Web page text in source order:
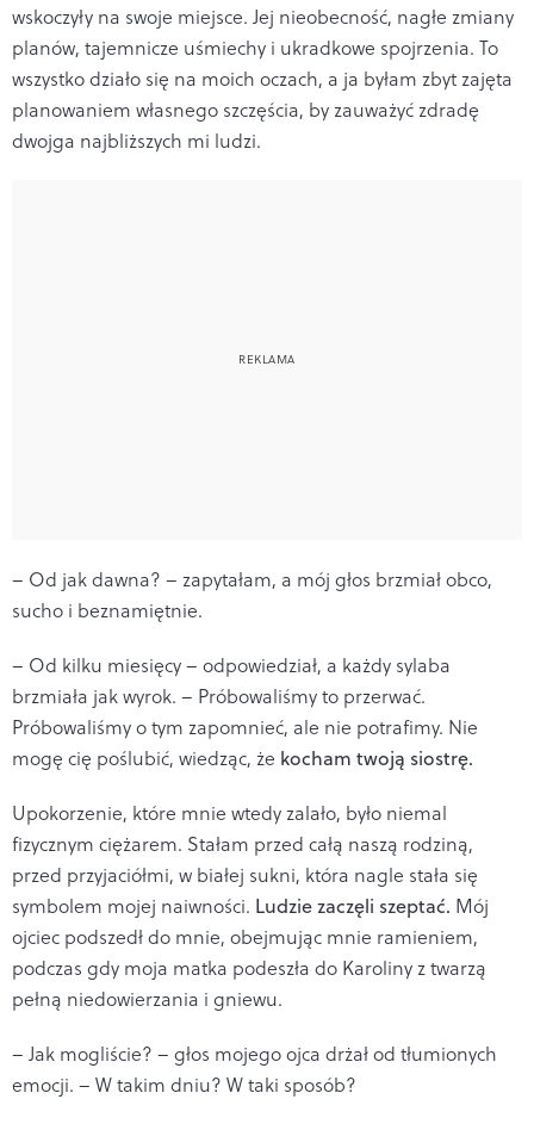
wskoczyły na swoje miejsce. Jej nieobecność, nagłe zmiany
planów, tajemnicze uśmiechy i ukradkowe spojrzenia. To
wszystko działo się na moich oczach, a ja byłam zbyt zajęta
planowaniem własnego szczęścia, by zauważyć zdradę
dwojga najbliższych mi ludzi.
– Od jak dawna? – zapytałam, a mój głos brzmiał obco,
sucho i beznamiętnie.
– Od kilku miesięcy – odpowiedział, a każdy sylaba
brzmiała jak wyrok. – Próbowaliśmy to przerwać.
Próbowaliśmy o tym zapomnieć, ale nie potrafimy. Nie
mogę cię poślubić, wiedząc, że kocham twoją siostrę.
Upokorzenie, które mnie wtedy zalało, było niemal
fizycznym ciężarem. Stałam przed całą naszą rodziną,
przed przyjaciółmi, w białej sukni, która nagle stała się
symbolem mojej naiwności. Ludzie zaczęli szeptać. Mój
ojciec podszedł do mnie, obejmując mnie ramieniem,
podczas gdy moja matka podeszła do Karoliny z twarzą
pełną niedowierzania i gniewu.
– Jak mogliście? – głos mojego ojca drżał od tłumionych
emocji. – W takim dniu? W taki sposób?